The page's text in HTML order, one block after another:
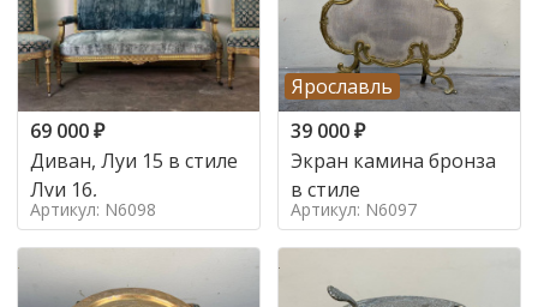
69 000₽
Диван, Луи 15 в стиле
Луи 16,
Артикул: N6098
Ярославль
39 000₽
Экран камина бронза
в стиле
Артикул: N6097